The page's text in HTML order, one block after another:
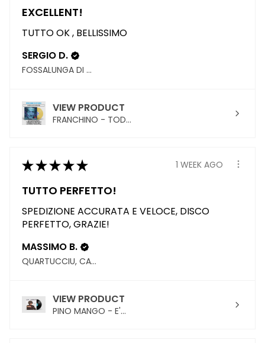
EXCELLENT!
TUTTO OK , BELLISSIMO
SERGIO D.
FOSSALUNGA DI VEDELAGO, TREVISO
VIEW PRODUCT
FRANCHINO - TOD...
★★★★★ 1 WEEK AGO
TUTTO PERFETTO!
SPEDIZIONE ACCURATA E VELOCE, DISCO
PERFETTO, GRAZIE!
MASSIMO B.
QUARTUCCIU, CAGLIARI
VIEW PRODUCT
PINO MANGO - E'...